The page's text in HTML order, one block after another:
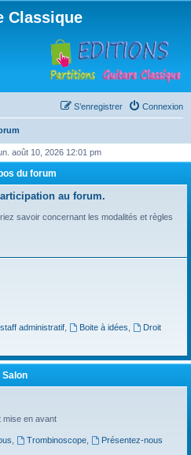
Classique
Connexion
S’enregistrer
août 10, 2026 12:01 pm
du forum
au forum.
savoir concernant les modalités et règles
administratif, Boite à idées
Droit
Salon
mise en avant
Trombinoscope,
Présentez-nous